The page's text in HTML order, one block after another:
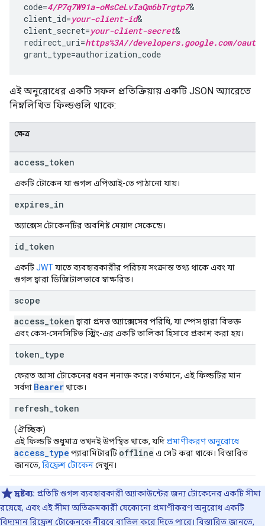
code=4/P7q7W91a-oMsCeLvIaQm6bTrgtp7&
client_id=your-client-id&
client_secret=your-client-secret&
redirect_uri=https%3A//developers.google.com/
grant_type=authorization_code
এই অনুরোধের একটি সফল প্রতিক্রিয়ায় একটি JSON অ্যারেতে
নিম্নলিখিত ফিল্ডগুলি থাকে:
ক্ষেত্র
access token
একটি টোকেন যা গুগল এপিআই-তে পাঠানো যায়।
expires in
অ্যাক্সেস টোকেনটির অবশিষ্ট মেয়াদ সেকেন্ডে।
id token
একটিJWTযাতে ব্যবহারকারীর পরিচয় সংক্রান্ত তথ্য থাকে এবং যা
গুগল দ্বারা ডিজিটালভাবে স্বাক্ষরিত।
scope
access token দ্বারা প্রদত্ত অ্যাক্সেসের পরিধি, যা স্পেস দ্বারা বিভক্ত
এবং কেস-সেনসিটিভ স্ট্রিং-এর একটি তালিকা হিসাবে প্রকাশ করা হয়।
token type
ফেরত আসা টোকেনের ধরন শনাক্ত করে। বর্তমানে, এই ফিল্ডটির মান
সর্বদা Bearer থাকে।
refresh token
(ঐচ্ছিক)
এই ফিল্ডটি শুধুমাত্র তখনই উপস্থিত থাকে, যদি প্রমাণীকরণ অনুরোধে
access_type প্যারামিটারটি offline এ সেট করা থাকে। বিস্তারিত
জানতে, রিফ্রেশ টোকেনদেখুন।
দ্রষ্টব্য: প্রতিটি গুগল ব্যবহারকারী অ্যাকাউন্টের জন্য টোকেনের একটি সীমা
রয়েছে, এবং এই সীমা অতিক্রমকারী যেকোনো প্রমাণীকরণ অনুরোধ একটি
বিদ্যমান রিফ্রেশ টোকেনকে নীরবে বাতিল করে দিতে পারে। বিস্তারিত জানতে,